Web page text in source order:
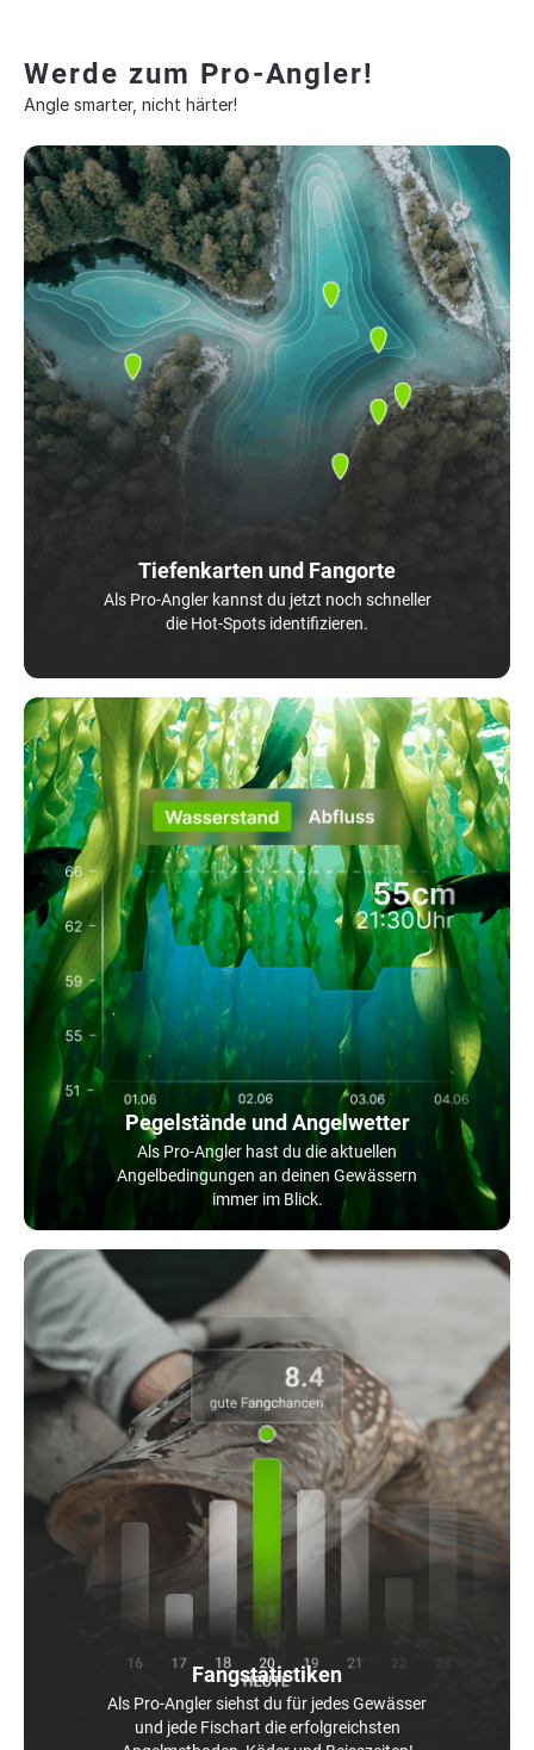
Werde zum Pro-Angler!
Angle smarter, nicht härter!
Tiefenkarten und Fangorte
Als Pro-Angler kannst du jetzt noch schneller
die Hot-Spots identifizieren.
Pegelstände und Angelwetter
Als Pro-Angler hast du die aktuellen
Angelbedingungen an deinen Gewässern
immer im Blick.
Fangstatistiken
Als Pro-Angler siehst du für jedes Gewässer
und jede Fischart die erfolgreichsten